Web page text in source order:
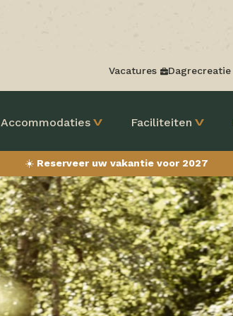
Vacatures Dagrecreatie
Accommodaties Faciliteiten
☀️ Reserveer uw vakantie voor 2027